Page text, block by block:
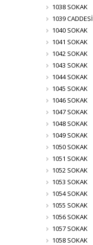
1038 SOKAK
1039 CADDESİ
1040 SOKAK
1041 SOKAK
1042 SOKAK
1043 SOKAK
1044 SOKAK
1045 SOKAK
1046 SOKAK
1047 SOKAK
1048 SOKAK
1049 SOKAK
1050 SOKAK
1051 SOKAK
1052 SOKAK
1053 SOKAK
1054 SOKAK
1055 SOKAK
1056 SOKAK
1057 SOKAK
1058 SOKAK